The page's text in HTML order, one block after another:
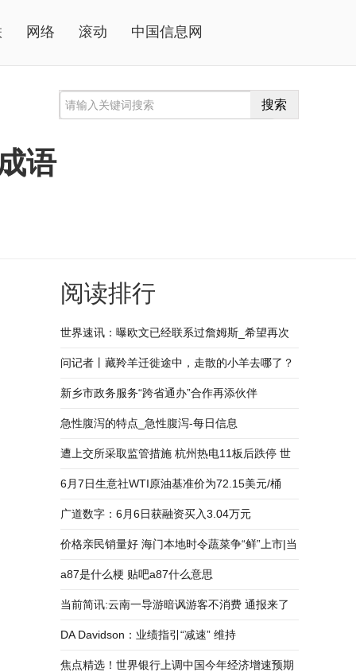
网络 滚动 中国信息网
搜索
语
阅读排行
世界速讯：曝欧文已经联系过詹姆斯_希望再次
打造三巨头创造传奇
问记者丨藏羚羊迁徙途中，走散的小羊去哪了？
新乡市政务服务“跨省通办”合作再添伙伴
急性腹泻的特点_急性腹泻-每日信息
遭上交所采取监管措施 杭州热电11板后跌停 世
界独家
6月7日生意社WTI原油基准价为72.15美元/桶
广道数字：6月6日获融资买入3.04万元
价格亲民销量好 海门本地时令蔬菜争“鲜”上市|当
前视讯
a87是什么梗 贴吧a87什么意思
当前简讯:云南一导游暗讽游客不消费 通报来了
DA Davidson：业绩指引“减速” 维持
GitLab(GTLB.US)“中性”评级 天天速递
焦点精选！世界银行上调中国今年经济增速预期